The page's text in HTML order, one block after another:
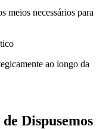
meios necessários para
ao longo da
de Dispusemos